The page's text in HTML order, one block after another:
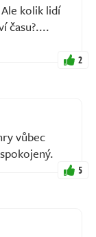
kolik lidí
času?....
2
vůbec
5